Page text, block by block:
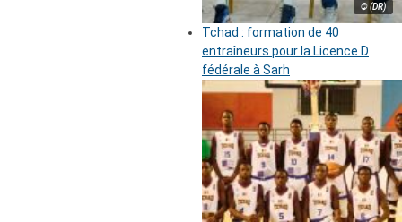
© (DR)
Tchad : formation de 40
entraîneurs pour la Licence D
fédérale à Sarh